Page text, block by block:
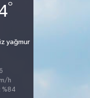
°
yağmur
h
%84